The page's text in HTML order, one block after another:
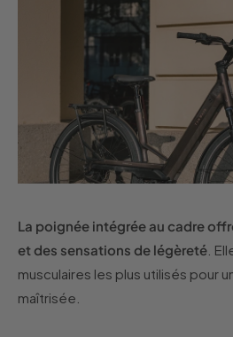
La poignée intégrée au cadre
et des sensations de légèreté .
musculaires les plus utilisés pour
maîtrisée.